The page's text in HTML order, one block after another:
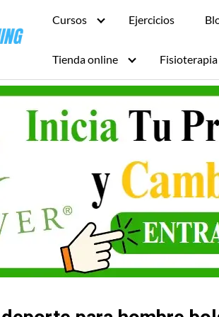
Cursos Ejercicios
Tienda online Fisioterapia